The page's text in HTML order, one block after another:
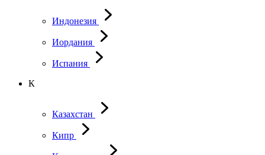
Индонезия
Иордания
Испания
К
Казахстан
Кипр